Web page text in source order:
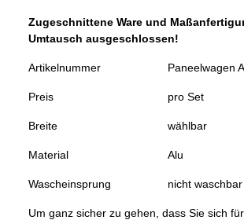
Zugeschnittene Ware und
Umtausch ausgeschlossen!
Artikelnummer Paneelwagen
Preis pro Set
Breite wählbar
Material Alu
Wascheinsprung nicht waschbar
Um ganz sicher zu gehen, dass Sie sich